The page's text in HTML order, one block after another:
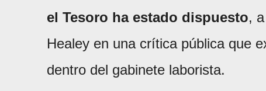
el Tesoro ha estado dispuesto,
Healey en una crítica pública que
dentro del gabinete laborista.